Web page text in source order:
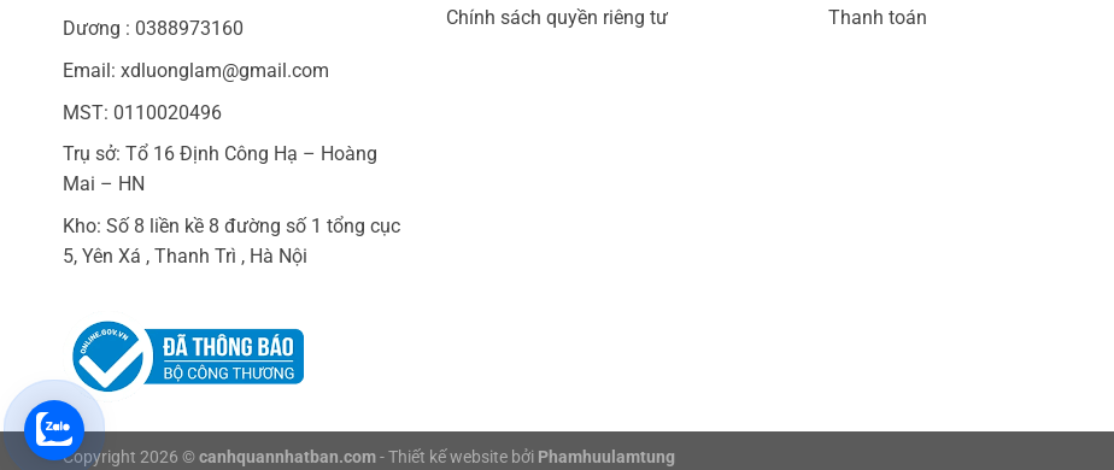
Dương : 0388973160
Email: xdluonglam@gmail.com
MST: 0110020496
Trụ sở: Tổ 16 Định Công Hạ – Hoàng
Mai – HN
Kho: Số 8 liền kề 8 đường số 1 tổng cục
5, Yên Xá , Thanh Trì , Hà Nội
Chính sách quyền riêng tư
Thanh toán
Copyright 2026 © canhquannhatban.com- Thiết kế website bởi Phamhuulamtung